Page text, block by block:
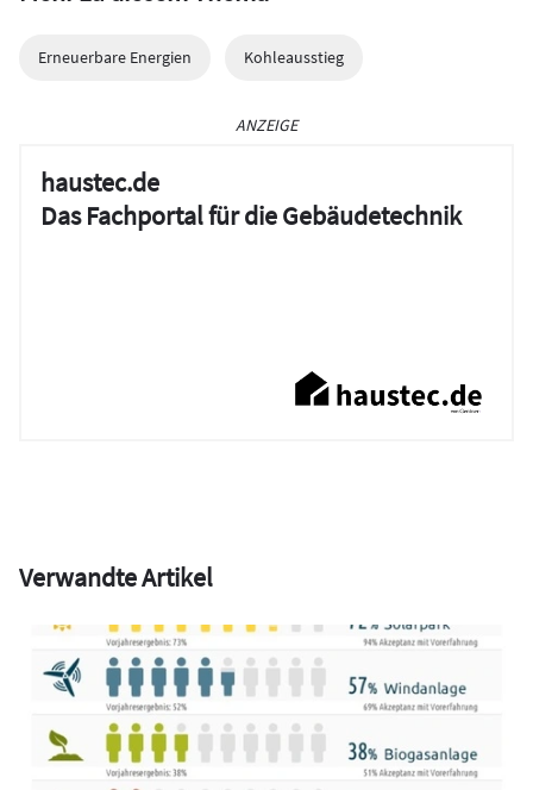
Erneuerbare Energien Kohleausstieg
ANZEIGE
haustec.de
Das Fachportal für die Gebäudetechnik
Verwandte Artikel